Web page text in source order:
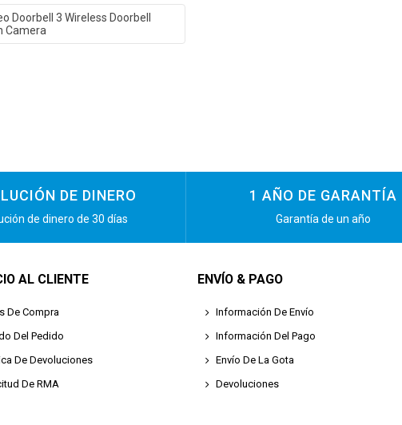
Doorbell 3 Wireless Doorbell
Camera
DE DINERO
de dinero de 30 días
1 AÑO DE GARANTÍA
Garantía de un año
AL CLIENTE
De Compra
Del Pedido
De Devoluciones
De RMA
ENVÍO & PAGO
Información De Envío
Información Del Pago
Envío De La Gota
Devoluciones